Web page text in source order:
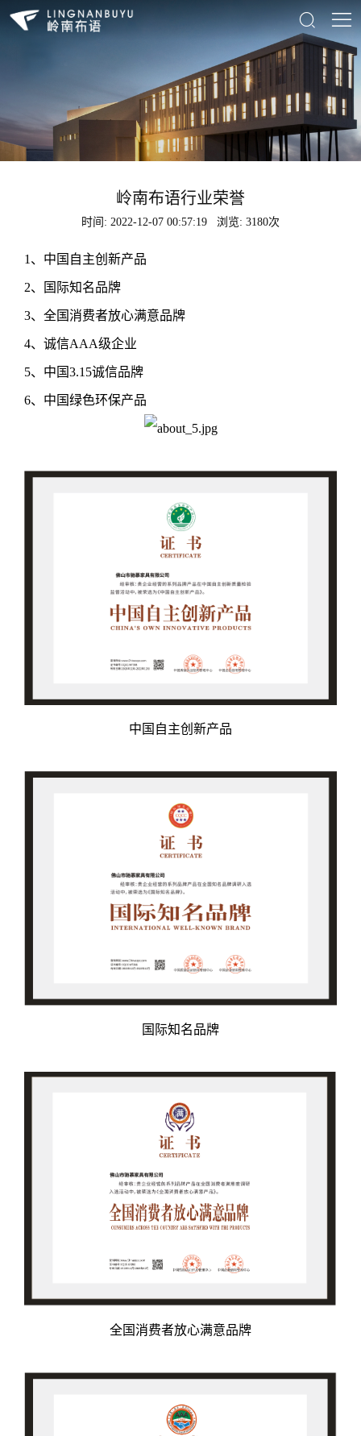


岭南布语
材料世界

 
岭南布语行业荣誉
时间: 2022-12-07 00:57:19 浏览: 3180次
1、中国自主创新产品
2、国际知名品牌
3、全国消费者放心满意品牌
4、诚信AAA级企业
5、中国3.15诚信品牌
6、中国绿色环保产品
中国自主创新产品
国际知名品牌
全国消费者放心满意品牌